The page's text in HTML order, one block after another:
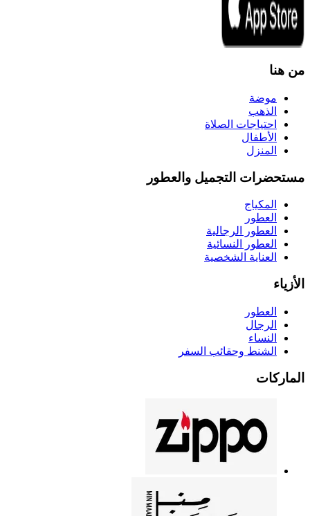
من هنا
موضة
الذهب
احتياجات الصلاة
الأطفال
المنزل
مستحضرات التجميل والعطور
المكياج
العطور
العطور الرجالية
العطور النسائية
العناية الشخصية
الأزياء
العطور
الرجال
النساء
الشنط وحقائب السفر
الماركات